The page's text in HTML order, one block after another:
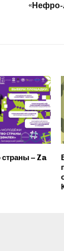
«Нефро-
страны – Za